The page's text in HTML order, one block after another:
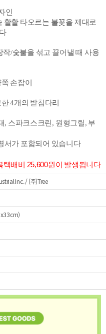
인
활활 타오르는 불꽃을 제대로
작/숯불을 섞고 끌어낼 때 사용
손잡이
4개의 받침다리
, 스파크스크린, 원형그릴, 부
서가 포함되어 있습니다
택배비 25,600원이 발생됩니다
Inc. / (주)Tree